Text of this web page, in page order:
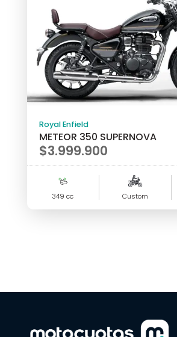
Royal Enfield
METEOR 350 SUPERNOVA
$3.999.900
349 cc Custom